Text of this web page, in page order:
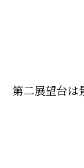
第二展望台は